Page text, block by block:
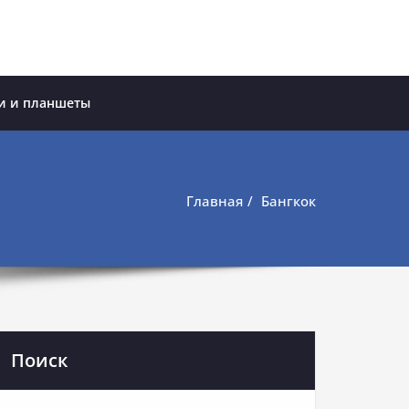
и планшеты
Главная Бангкок
Поиск